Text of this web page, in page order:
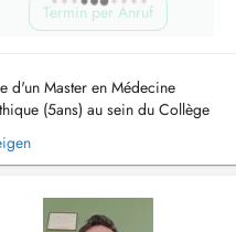
Termin per Anruf
d'un Master en Médecine
(5ans) au sein du Collège
Européen (Holistéa) en France,
en périnatalité et pédiatrie,
(grossesse et post-partum), ainsi
les enfants et les adulte...